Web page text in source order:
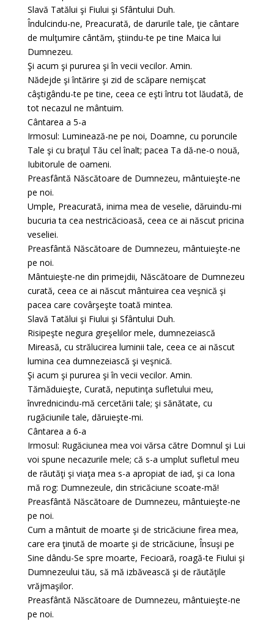
Slavă Tatălui şi Fiului şi Sfântului Duh.
Îndulcindu-ne, Preacurată, de darurile tale, ţie cântare
de mulţumire cântăm, ştiindu-te pe tine Maica lui
Dumnezeu.
Şi acum şi pururea şi în vecii vecilor. Amin.
Nădejde şi întărire şi zid de scăpare nemişcat
câştigându-te pe tine, ceea ce eşti întru tot lăudată, de
tot necazul ne mântuim.
Cântarea a 5-a
Irmosul: Luminează-ne pe noi, Doamne, cu poruncile
Tale şi cu braţul Tău cel înalt; pacea Ta dă-ne-o nouă,
Iubitorule de oameni.
Preasfântă Născătoare de Dumnezeu, mântuieşte-ne
pe noi.
Umple, Preacurată, inima mea de veselie, dăruindu-mi
bucuria ta cea nestricăcioasă, ceea ce ai născut pricina
veseliei.
Preasfântă Născătoare de Dumnezeu, mântuieşte-ne
pe noi.
Mântuieşte-ne din primejdii, Născătoare de Dumnezeu
curată, ceea ce ai născut mântuirea cea veşnică şi
pacea care covârşeşte toată mintea.
Slavă Tatălui şi Fiului şi Sfântului Duh.
Risipeşte negura greşelilor mele, dumnezeiască
Mireasă, cu strălucirea luminii tale, ceea ce ai născut
lumina cea dumnezeiască şi veşnică.
Şi acum şi pururea şi în vecii vecilor. Amin.
Tămăduieşte, Curată, neputinţa sufletului meu,
învrednicindu-mă cercetării tale; şi sănătate, cu
rugăciunile tale, dăruieşte-mi.
Cântarea a 6-a
Irmosul: Rugăciunea mea voi vărsa către Domnul şi Lui
voi spune necazurile mele; că s-a umplut sufletul meu
de răutăţi şi viaţa mea s-a apropiat de iad, şi ca Iona
mă rog: Dumnezeule, din stricăciune scoate-mă!
Preasfântă Născătoare de Dumnezeu, mântuieşte-ne
pe noi.
Cum a mântuit de moarte şi de stricăciune firea mea,
care era ţinută de moarte şi de stricăciune, Însuşi pe
Sine dându-Se spre moarte, Fecioară, roagă-te Fiului şi
Dumnezeului tău, să mă izbăvească şi de răutăţile
vrăjmaşilor.
Preasfântă Născătoare de Dumnezeu, mântuieşte-ne
pe noi.